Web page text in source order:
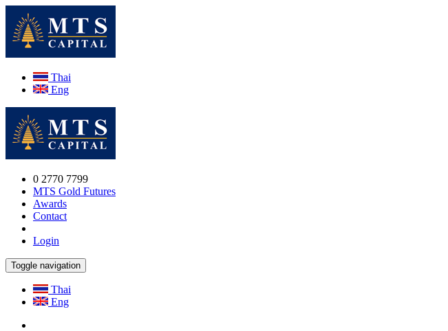
Thai
Eng
0 2770 7799
MTS Gold Futures
Awards
Contact
Login
Toggle navigation
Thai
Eng